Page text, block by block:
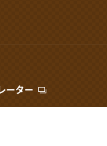
ーター